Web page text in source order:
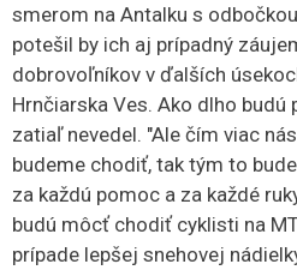
smerom na Antalku s
potešil by ich aj prípadný
dobrovoľníkov v ďalších
Hrnčiarska Ves. Ako dlho budú
zatiaľ nevedel. "Ale čím viac
budeme chodiť, tak tým to
za každú pomoc a za každé
budú môcť chodiť cyklisti na
prípade lepšej snehovej